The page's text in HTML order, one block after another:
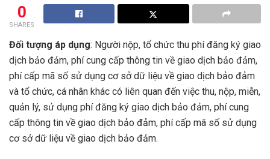
0
SHARES
Đối tượng áp dụng: Người nộp, tổ chức thu phí đăng ký giao
dịch bảo đảm, phí cung cấp thông tin về giao dịch bảo đảm,
phí cấp mã số sử dụng cơ sở dữ liệu về giao dịch bảo đảm
và tổ chức, cá nhân khác có liên quan đến việc thu, nộp, miễn,
quản lý, sử dụng phí đăng ký giao dịch bảo đảm, phí cung
cấp thông tin về giao dịch bảo đảm, phí cấp mã số sử dụng
cơ sở dữ liệu về giao dịch bảo đảm.